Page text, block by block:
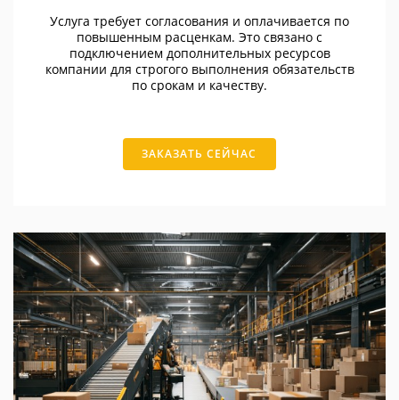
Услуга требует согласования и оплачивается по
повышенным расценкам. Это связано с
подключением дополнительных ресурсов
компании для строгого выполнения обязательств
по срокам и качеству.
ЗАКАЗАТЬ СЕЙЧАС